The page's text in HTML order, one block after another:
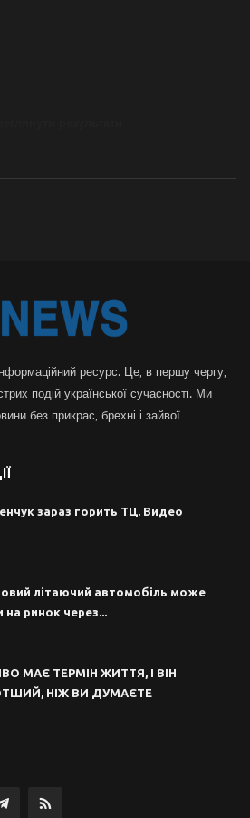
ресурс. Це, в першу чергу,
подій української сучасності. Ми
без прикрас, брехні і зайвої
зараз горить ТЦ. Видео
літаючий автомобіль може
на ринок через...
МАЄ ТЕРМІН ЖИТТЯ, І ВІН
НІЖ ВИ ДУМАЄТЕ